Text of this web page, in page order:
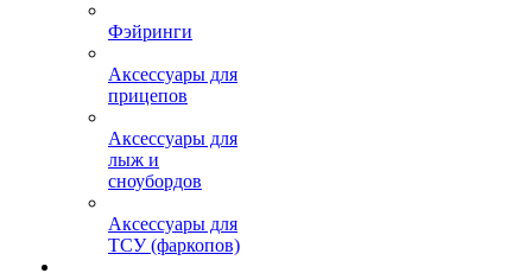
Фэйринги
Аксессуары для
прицепов
Аксессуары для
лыж и
сноубордов
Аксессуары для
ТСУ (фаркопов)